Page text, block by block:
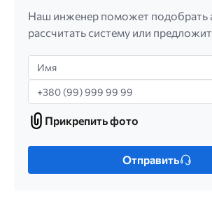
Наш инженер поможет подобрать
рассчитать систему или
Имя
Телефон
Прикрепить
фото
Прикрепить фото
Только
Отправить